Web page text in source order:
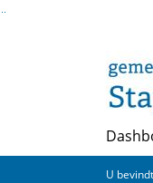
Ga naar de inhoud van
U